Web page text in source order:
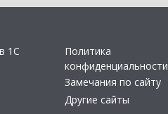
1С
Политика
конфиденциальности
Замечания по сайту
Другие сайты